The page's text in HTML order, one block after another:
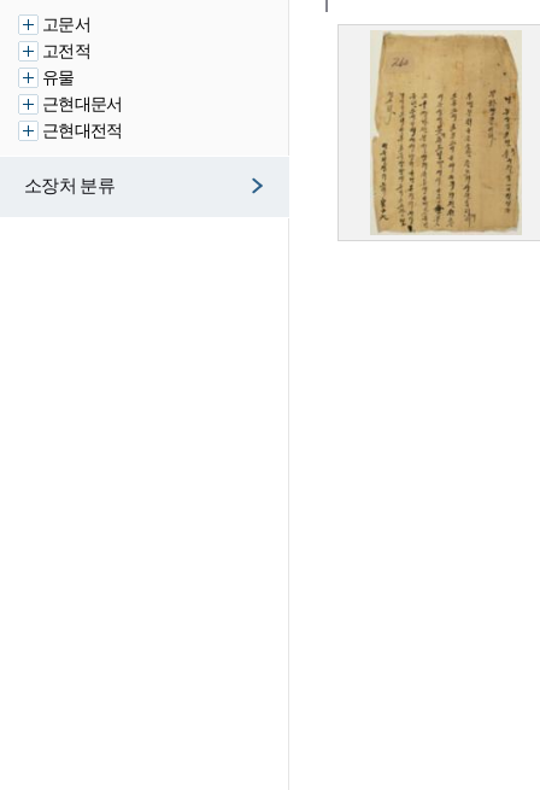
고문서
고전적
유물
근현대문서
근현대전적
소장처 분류